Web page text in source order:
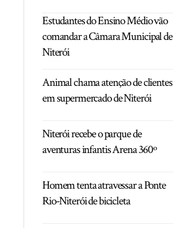
Estudantes do Ensino Médio vão
comandar a Câmara Municipal de
Niterói
Animal chama atenção de clientes
em supermercado de Niterói
Niterói recebe o parque de
aventuras infantis Arena 360º
Homem tenta atravessar a Ponte
Rio-Niterói de bicicleta